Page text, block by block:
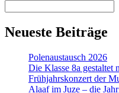
Neueste Beiträge
Polenaustausch 2026
Die Klasse 8a gestaltet
Frühjahrskonzert der
Alaaf im Juze – die